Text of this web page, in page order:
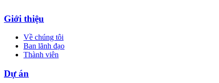
Giới thiệu
Về chúng tôi
Ban lãnh đạo
Thành viên
Dự án